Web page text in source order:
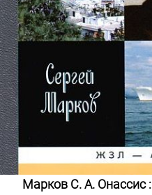
Марков С. А. Онассис